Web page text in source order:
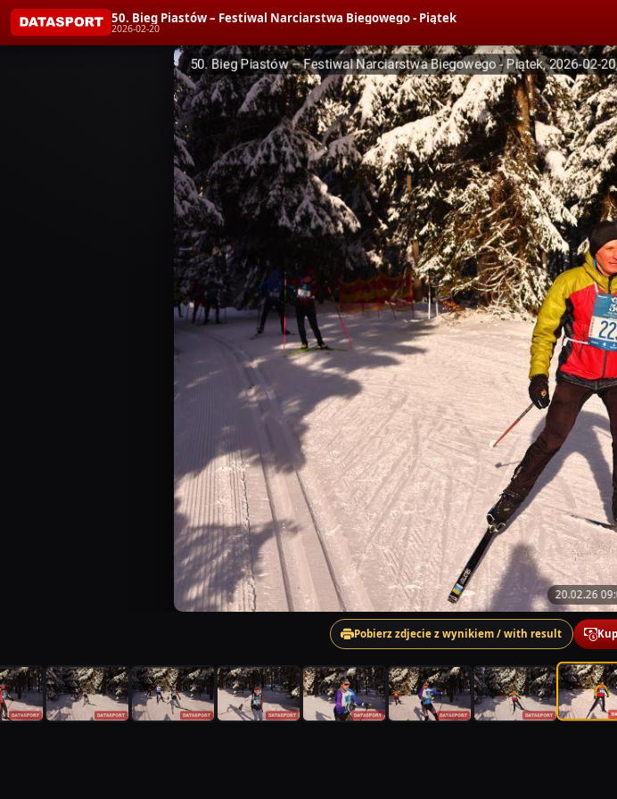
50. Bieg Piastów – Festiwal Narciarstwa Biegowego - Piątek
2026-02-20
20.02.26
Pobierz zdjecie z wynikiem / with result